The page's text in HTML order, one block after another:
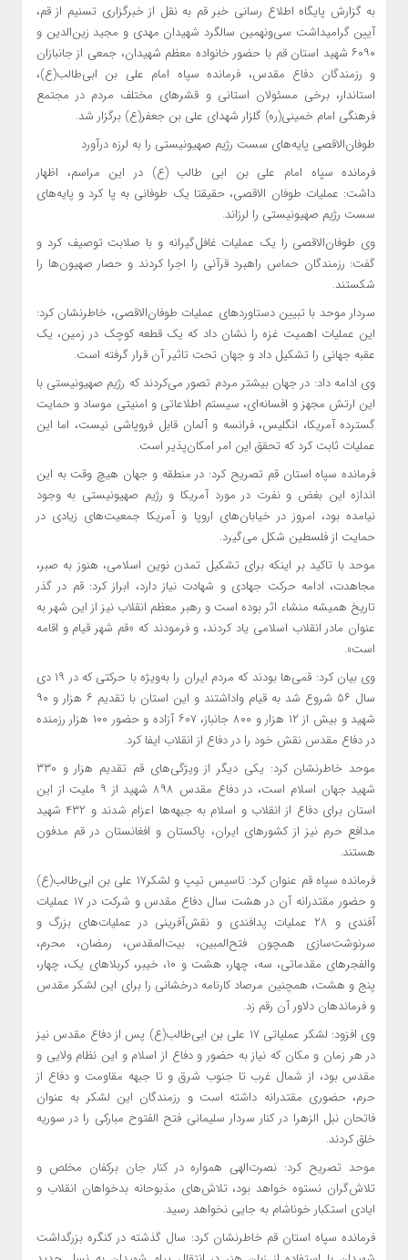
به گزارش پایگاه اطلاع رسانی خبر قم به نقل از خبرگزاری تسنیم از قم،
آیین گرامیداشت سی‌ونهمین سالگرد شهیدان مهدی و مجید زین‌الدین و
۶۰۹۰ شهید استان قم با حضور خانواده معظم شهیدان، جمعی از جانبازان
و رزمندگان دفاع مقدس، فرمانده سپاه امام علی بن ابی‌طالب(ع)،
استاندار، برخی مسئولان استانی و قشرهای مختلف مردم در مجتمع
فرهنگی امام خمینی(ره) گلزار شهدای علی بن جعفر(ع) برگزار شد.
طوفان‌الاقصی پایه‌های سست رژیم صهیونیستی را به لرزه درآورد
فرمانده سپاه امام علی بن ابی طالب (ع) در این مراسم، اظهار
داشت: عملیات طوفان الاقصی، حقیقتا یک طوفانی به پا کرد و پایه‌های
سست رژیم صهیونیستی را لرزاند.
وی طوفان‌الاقصی را یک عملیات غافل‌گیرانه و با صلابت توصیف کرد و
گفت: رزمندگان حماس راهبرد قرآنی را اجرا کردند و حصار صهیون‌ها را
شکستند.
سردار موحد با تبیین دستاوردهای عملیات طوفان‌الاقصی، خاطرنشان کرد:
این عملیات اهمیت غزه را نشان داد که یک قطعه کوچک در زمین، یک
عقبه جهانی را تشکیل داد و جهان تحت تاثیر آن قرار گرفته است.
وی ادامه داد: در جهان بیشتر مردم تصور می‌کردند که رژیم صهیونیستی با
این ارتش مجهز و افسانه‌ای، سیستم اطلاعاتی و امنیتی موساد و حمایت
گسترده آمریکا، انگلیس، فرانسه و آلمان قابل فروپاشی نیست، اما این
عملیات ثابت کرد که تحقق این امر امکان‌پذیر است.
فرمانده سپاه استان قم تصریح کرد: در منطقه و جهان هیچ وقت به این
اندازه این بغض و نفرت در مورد آمریکا و رژیم صهیونیستی به وجود
نیامده بود، امروز در خیابان‌های اروپا و آمریکا جمعیت‌های زیادی در
حمایت از فلسطین شکل می‌گیرد.
موحد با تاکید بر اینکه برای تشکیل تمدن نوین اسلامی، هنوز به صبر،
مجاهدت، ادامه حرکت جهادی و شهادت نیاز دارد، ابراز کرد: قم در گذر
تاریخ همیشه منشاء اثر بوده است و رهبر معظم انقلاب نیز از این شهر به
عنوان مادر انقلاب اسلامی یاد کردند، و فرمودند که «قم شهر قیام و اقامه
است».
وی بیان کرد: قمی‌ها بودند که مردم ایران را به‌ویژه با حرکتی که در ۱۹ دی
سال ۵۶ شروع شد به قیام واداشتند و این استان با تقدیم ۶ هزار و ۹۰
شهید و بیش از ۱۲ هزار و ۸۰۰ جانباز، ۶۰۷ آزاده و حضور ۱۰۰ هزار رزمنده
در دفاع مقدس نقش خود را در دفاع از انقلاب ایفا کرد.
موحد خاطرنشان کرد: یکی دیگر از ویژگی‌های قم تقدیم هزار و ۳۳۰
شهید جهان اسلام است، در دفاع مقدس ۸۹۸ شهید از ۹ ملیت از این
استان برای دفاع از انقلاب و اسلام به جبهه‌ها اعزام شدند و ۴۳۲ شهید
مدافع حرم نیز از کشورهای ایران، پاکستان و افغانستان در قم مدفون
هستند.
فرمانده سپاه قم عنوان کرد: تاسیس تیپ و لشکر۱۷ علی بن ابی‌طالب(ع)‌
و حضور مقتدرانه آن در هشت سال دفاع مقدس و شرکت در ۱۷ عملیات
آفندی و ۲۸ عملیات پدافندی و نقش‌آفرینی در عملیات‌های بزرگ و
سرنوشت‌سازی همچون فتح‌المبین، بیت‌المقدس، رمضان، محرم،
والفجرهای مقدماتی، سه، چهار، هشت و ۱۰، خیبر، کربلاهای یک، چهار،
پنج و هشت، همچنین مرصاد کارنامه درخشانی را برای این لشکر مقدس
و فرماندهان دلاور آن رقم زد.
وی افزود: لشکر عملیاتی ۱۷ علی بن ابی‌طالب(ع)‌ پس از دفاع مقدس نیز
در هر زمان و مکان که نیاز به حضور و دفاع از اسلام و این نظام ولایی و
مقدس بود، از شمال غرب تا جنوب شرق و تا جبهه مقاومت و دفاع از
حرم، حضوری مقتدرانه داشته است و رزمندگان این لشکر به عنوان
فاتحان نبل الزهرا در کنار سردار سلیمانی فتح الفتوح مبارکی را در سوریه
خلق کردند.
موحد تصریح کرد: نصرت‌الهی همواره در کنار جان برکفان مخلص و
تلاش‌گران نستوه خواهد بود، تلاش‌های مذبوحانه بدخواهان انقلاب و
ایادی استکبار خوناشام به جایی نخواهد رسید.
فرمانده سپاه استان قم خاطرنشان کرد: سال گذشته در کنگره بزرگداشت